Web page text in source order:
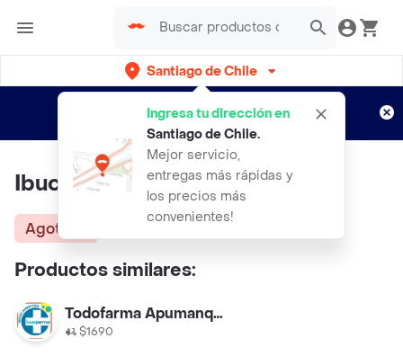
Santiago de Chile
Ingresa tu dirección en
Santiago de Chile.
Mejor servicio,
entregas más rápidas y
los precios más
convenientes!
envíos gratis por semanas
Aplican TyC
Ibucalm (400 mg)
Agotado
Productos similares:
Todofarma Apumanque 2
$1690